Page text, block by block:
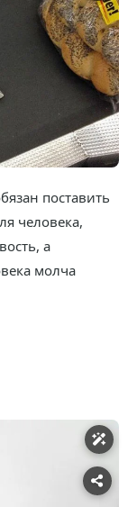
поставить
человека,
а
молча